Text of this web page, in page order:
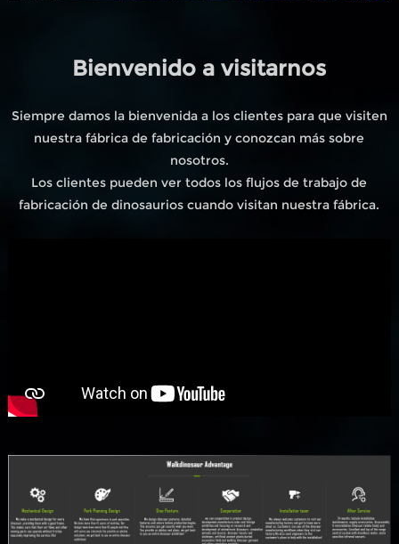
Bienvenido a visitarnos
Siempre damos la bienvenida a los clientes para que visiten
nuestra fábrica de fabricación y conozcan más sobre
nosotros.
Los clientes pueden ver todos los flujos de trabajo de
fabricación de dinosaurios cuando visitan nuestra fábrica.